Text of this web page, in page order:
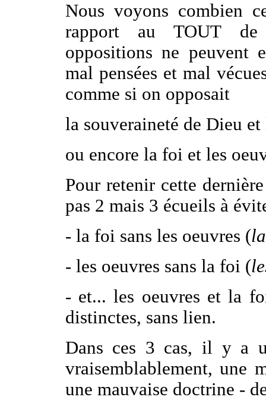
Nous voyons combien
rapport au TOUT de
oppositions ne peuvent
mal pensées et mal
comme si on opposait
la souveraineté de Dieu
ou encore la foi et les
Pour retenir cette
pas 2 mais 3 écueils à
- la foi sans les oeuvres (
- les oeuvres sans la foi (
- et... les oeuvres et la
distinctes, sans lien.
Dans ces 3 cas, il y a
vraisemblablement, une
une mauvaise doctrine -